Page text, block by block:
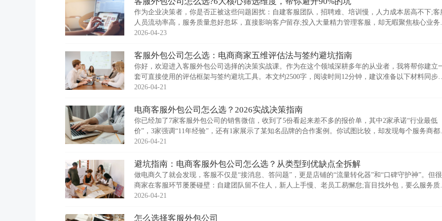
作为企业决策者，你是否正被这些问题困扰：自建客服团队，招聘难、培训慢，人力成本居高不下;客
人员流动率高，服务质量忽好忽坏，直接影响客户留存;投入大量精力管理客服，却无暇聚焦核心业务
长? 当客服外包成为破解这些痛点的最优解，新
2026-04-23
客服外包公司怎么选：电商商家五维评估法与签约避坑指南
你好，欢迎进入客服外包公司选择的决策实战课。作为在这个领域深耕多年的从业者，我将帮你建立
套可直接使用的评估框架与签约避坑工具。本文约2500字，阅读时间12分钟，建议准备以下材料同步
照：近30天店铺客服数据、当前客服成本明细、以及
2026-04-21
电商客服外包公司怎么选？2026实战决策指南
你已经加了7家客服外包公司的销售微信，收到了5份看起来差不多的报价单，其中2家承诺“行业最低
价”，3家强调“11年经验”，还有1家展示了某知名品牌的合作案例。你试图比较，却发现每个服务商都
用不同的口径描述自己——有的按坐席收费，有
2026-04-21
避坑指南：电商客服外包公司怎么选？从类型到优缺点全拆解
做电商久了就会发现，客服不仅是“接消息、答问题”，更是店铺的“流量转化器”和“口碑守护神”。但
商家在客服环节屡屡碰壁：自建团队留不住人，新人上手慢、老员工易懈怠;盲目找外包，要么服务质
参差不齐，要么隐形消费层出不穷，反
2026-04-21
怎么选择客服外包公司